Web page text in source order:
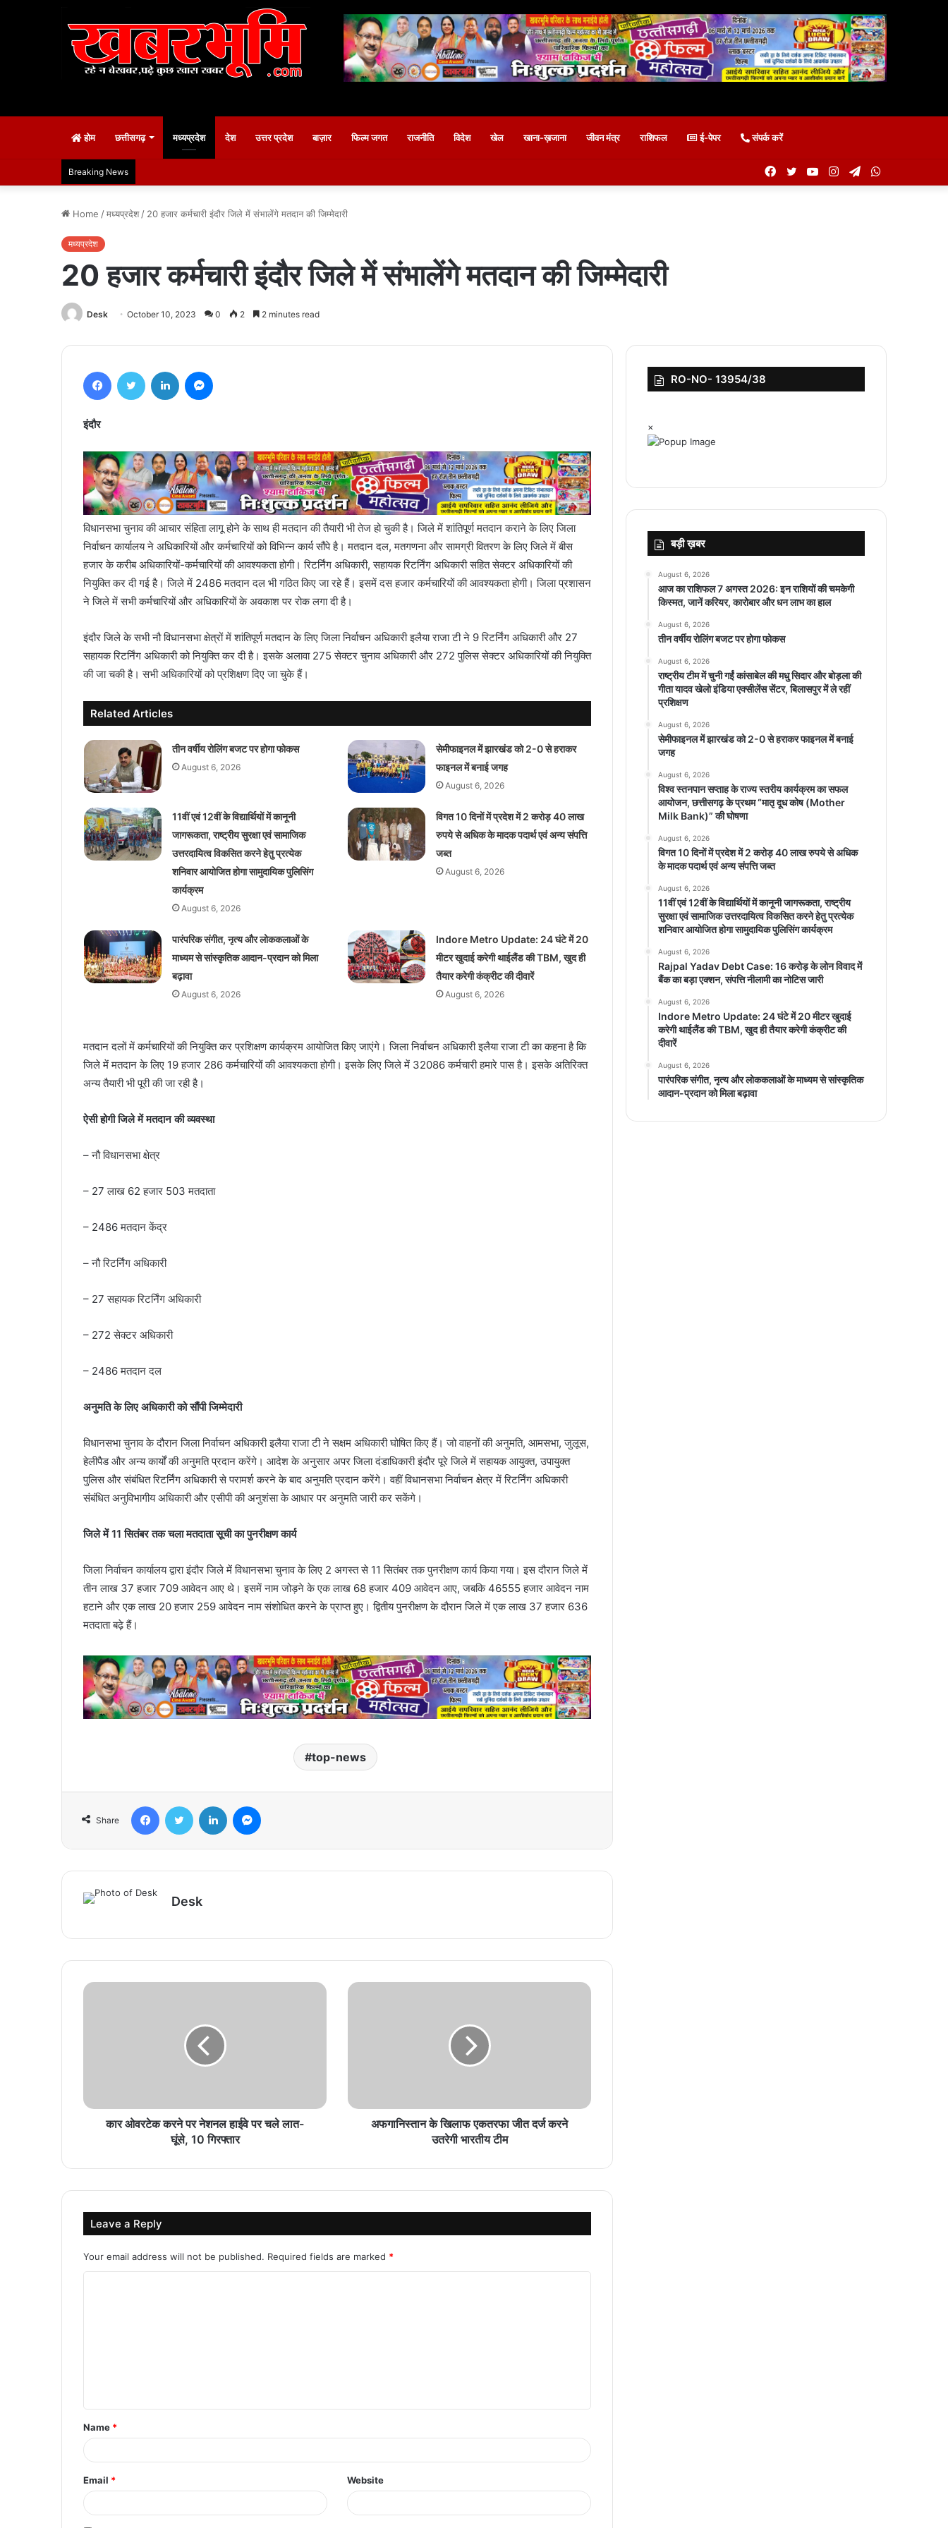
होम छत्तीसगढ़ मध्यप्रदेश देश उत्तर प्रदेश बाज़ार फिल्म जगत राजनीति विदेश खेल खाना-ख़जाना जीवन मंत्र राशिफल ई-पेपर संपर्क करें
Breaking News Telegram
Instagram
YouTube
Twitter
Facebook
Home /मध्यप्रदेश / 20 हजार कर्मचारी इंदौर जिले में संभालेंगे मतदान की जिम्मेदारी
मध्यप्रदेश
20 हजार कर्मचारी इंदौर जिले में संभालेंगे मतदान की जिम्मेदारी
Desk October 10, 2023 0 2 2 minutes read
इंदौर
विधानसभा चुनाव की आचार संहिता लागू होने के साथ ही मतदान की तैयारी भी तेज हो चुकी है। जिले में शांतिपूर्ण मतदान कराने के लिए जिला
निर्वाचन कार्यालय ने अधिकारियों और कर्मचारियों को विभिन्न कार्य सौंपे है। मतदान दल, मतगणना और सामग्री वितरण के लिए जिले में बीस
हजार के करीब अधिकारियों-कर्मचारियों की आवश्यकता होगी। रिटर्निंग अधिकारी, सहायक रिटर्निंग अधिकारी सहित सेक्टर अधिकारियों की
नियुक्ति कर दी गई है। जिले में 2486 मतदान दल भी गठित किए जा रहे हैं। इसमें दस हजार कर्मचारियों की आवश्यकता होगी। जिला प्रशासन
ने जिले में सभी कर्मचारियों और अधिकारियों के अवकाश पर रोक लगा दी है।
इंदौर जिले के सभी नौ विधानसभा क्षेत्रों में शांतिपूर्ण मतदान के लिए जिला निर्वाचन अधिकारी इलैया राजा टी ने 9 रिटर्निंग अधिकारी और 27
सहायक रिटर्निंग अधिकारी को नियुक्ति कर दी है। इसके अलावा 275 सेक्टर चुनाव अधिकारी और 272 पुलिस सेक्टर अधिकारियों की नियुक्ति
की जा चकी है। सभी अधिकारियों को प्रशिक्षण दिए जा चुके हैं।
Related Articles
तीन वर्षीय रोलिंग बजट पर होगा फोकस
August 6, 2026
सेमीफाइनल में झारखंड को 2-0 से हराकर
फाइनल में बनाई जगह
August 6, 2026
11वीं एवं 12वीं के विद्यार्थियों में कानूनी
जागरूकता, राष्ट्रीय सुरक्षा एवं सामाजिक
उत्तरदायित्व विकसित करने हेतु प्रत्येक
शनिवार आयोजित होगा सामुदायिक पुलिसिंग
कार्यक्रम
August 6, 2026
विगत 10 दिनों में प्रदेश में 2 करोड़ 40 लाख
रुपये से अधिक के मादक पदार्थ एवं अन्य संपत्ति
जब्त
August 6, 2026
पारंपरिक संगीत, नृत्य और लोककलाओं के
माध्यम से सांस्कृतिक आदान-प्रदान को मिला
बढ़ावा
August 6, 2026
Indore Metro Update: 24 घंटे में 20
मीटर खुदाई करेगी थाईलैंड की TBM, खुद ही
तैयार करेगी कंक्रीट की दीवारें
August 6, 2026
मतदान दलों में कर्मचारियों की नियुक्ति कर प्रशिक्षण कार्यक्रम आयोजित किए जाएंगे। जिला निर्वाचन अधिकारी इलैया राजा टी का कहना है कि
जिले में मतदान के लिए 19 हजार 286 कर्मचारियों की आवश्यकता होगी। इसके लिए जिले में 32086 कर्मचारी हमारे पास है। इसके अतिरिक्त
अन्य तैयारी भी पूरी की जा रही है।
ऐसी होगी जिले में मतदान की व्यवस्था
– नौ विधानसभा क्षेत्र
– 27 लाख 62 हजार 503 मतदाता
– 2486 मतदान केंद्र
– नौ रिटर्निंग अधिकारी
– 27 सहायक रिटर्निंग अधिकारी
– 272 सेक्टर अधिकारी
– 2486 मतदान दल
अनुमति के लिए अधिकारी को सौंपी जिम्मेदारी
विधानसभा चुनाव के दौरान जिला निर्वाचन अधिकारी इलैया राजा टी ने सक्षम अधिकारी घोषित किए हैं। जो वाहनों की अनुमति, आमसभा, जुलूस,
हेलीपैड और अन्य कार्यों की अनुमति प्रदान करेंगे। आदेश के अनुसार अपर जिला दंडाधिकारी इंदौर पूरे जिले में सहायक आयुक्त, उपायुक्त
पुलिस और संबंधित रिटर्निंग अधिकारी से परामर्श करने के बाद अनुमति प्रदान करेंगे। वहीं विधानसभा निर्वाचन क्षेत्र में रिटर्निंग अधिकारी
संबंधित अनुविभागीय अधिकारी और एसीपी की अनुशंसा के आधार पर अनुमति जारी कर सकेंगे।
जिले में 11 सितंबर तक चला मतदाता सूची का पुनरीक्षण कार्य
जिला निर्वाचन कार्यालय द्वारा इंदौर जिले में विधानसभा चुनाव के लिए 2 अगस्त से 11 सितंबर तक पुनरीक्षण कार्य किया गया। इस दौरान जिले में
तीन लाख 37 हजार 709 आवेदन आए थे। इसमें नाम जोड़ने के एक लाख 68 हजार 409 आवेदन आए, जबकि 46555 हजार आवेदन नाम
हटाने और एक लाख 20 हजार 259 आवेदन नाम संशोधित करने के प्राप्त हुए। द्वितीय पुनरीक्षण के दौरान जिले में एक लाख 37 हजार 636
मतदाता बढ़े हैं।
top-news
Share
Desk
कार ओवरटेक करने पर नेशनल हाईवे पर चले लात-
घूंसे, 10 गिरफ्तार
अफगानिस्तान के खिलाफ एकतरफा जीत दर्ज करने
उतरेगी भारतीय टीम
Leave a Reply
Your email address will not be published. Required fields are marked *
t
*
Name *
Email * Website
RO-NO- 13954/38
×
बड़ी ख़बर
August 6, 2026
आज का राशिफल 7 अगस्त 2026: इन राशियों की चमकेगी
किस्मत, जानें करियर, कारोबार और धन लाभ का हाल
August 6, 2026
तीन वर्षीय रोलिंग बजट पर होगा फोकस
August 6, 2026
राष्ट्रीय टीम में चुनी गईं कांसाबेल की मधु सिदार और बोड़ला की
गीता यादव खेलो इंडिया एक्सीलेंस सेंटर, बिलासपुर में ले रहीं
प्रशिक्षण
August 6, 2026
सेमीफाइनल में झारखंड को 2-0 से हराकर फाइनल में बनाई
जगह
August 6, 2026
विश्व स्तनपान सप्ताह के राज्य स्तरीय कार्यक्रम का सफल
आयोजन, छत्तीसगढ़ के प्रथम “मातृ दूध कोष (Mother
Milk Bank)” की घोषणा
August 6, 2026
विगत 10 दिनों में प्रदेश में 2 करोड़ 40 लाख रुपये से अधिक
के मादक पदार्थ एवं अन्य संपत्ति जब्त
August 6, 2026
11वीं एवं 12वीं के विद्यार्थियों में कानूनी जागरूकता, राष्ट्रीय
सुरक्षा एवं सामाजिक उत्तरदायित्व विकसित करने हेतु प्रत्येक
शनिवार आयोजित होगा सामुदायिक पुलिसिंग कार्यक्रम
August 6, 2026
Rajpal Yadav Debt Case: 16 करोड़ के लोन विवाद में
बैंक का बड़ा एक्शन, संपत्ति नीलामी का नोटिस जारी
August 6, 2026
Indore Metro Update: 24 घंटे में 20 मीटर खुदाई
करेगी थाईलैंड की TBM, खुद ही तैयार करेगी कंक्रीट की
दीवारें
August 6, 2026
पारंपरिक संगीत, नृत्य और लोककलाओं के माध्यम से सांस्कृतिक
आदान-प्रदान को मिला बढ़ावा